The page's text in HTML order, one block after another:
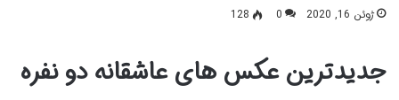
ژوئن 16, 2020 0
128
جدیدترین عکس های عاشقانه دو نفره